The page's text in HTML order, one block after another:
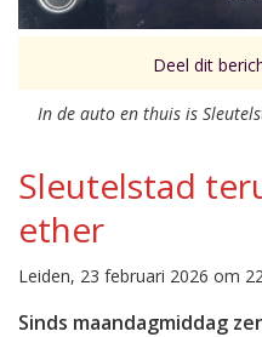
Deel dit
In de auto en thuis is
Sleutelstad
ether
Leiden, 23 februari 2026 om
Sinds maandagmiddag